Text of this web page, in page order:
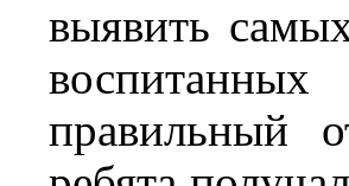
выявить
правильный